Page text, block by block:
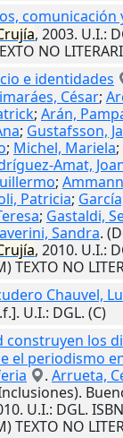
comunicación
, 2003. U.I.:
NO
e identidades
César;
; Arán,
; Gustafsson,
; Michel, Mariela;
Amat,
;
Patricia;
; Gastaldi,
Sandra.
, 2010. U.I.:
TEXTO NO
Chauvel,
. U.I.: DGL. (C)
construyen los
el periodismo
. Arrueta,
. U.I.: DGL.
TEXTO NO